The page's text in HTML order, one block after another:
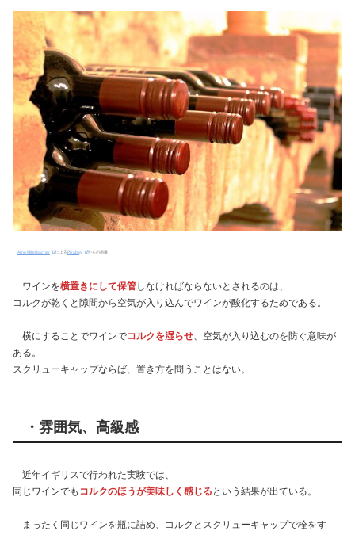
Arno Mitterbacher によるPixabay からの画像
ワインを横置きにして保管しなければならないとされるのは、
コルクが乾くと隙間から空気が入り込んでワインが酸化するためである。
横にすることでワインでコルクを湿らせ、空気が入り込むのを防ぐ意味が
ある。
スクリューキャップならば、置き方を問うことはない。
・雰囲気、高級感
近年イギリスで行われた実験では、
同じワインでも コルクのほうが美味しく感じる という結果が出ている。
まったく同じワインを瓶に詰め、コルクとスクリューキャップで栓をす